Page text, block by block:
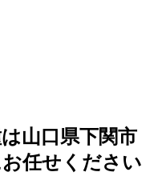
山口県下関市
お任せください